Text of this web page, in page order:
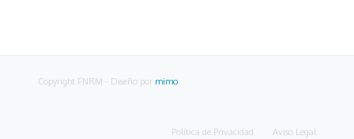
Copyright FNRM - Diseño por mimo
Política de Privacidad Aviso Legal